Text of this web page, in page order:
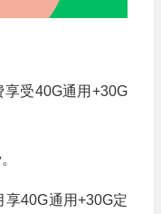
受40G通用+30G
享40G通用+30G定